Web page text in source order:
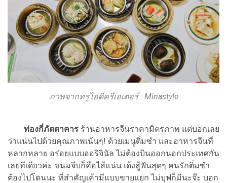
ภาพจากทรูไอดีครีเอเตอร์ : Minastyle
ท่องกี่ภัตตาคาร ร้านอาหารจีนราคามิตรภาพ แต่บอกเลย
ว่าแน่นไปด้วยคุณภาพเน้นๆ! ด้วยเมนูติ่มซำ และอาหารจีนที่
หลากหลาย อร่อยแบบออริจินัล ไม่ต้องบินออกนอกประเทศกัน
เลยทีเดียวค่ะ ขนมจีบก็คือไส้แน่น เด้งสู้ฟันสุดๆ คนรักติ่มซำ
ต้องไปโดนนะ ที่สำคัญเค้ามีแบบขายแยก ไม่บุฟก็มีนะจ๊ะ บอก